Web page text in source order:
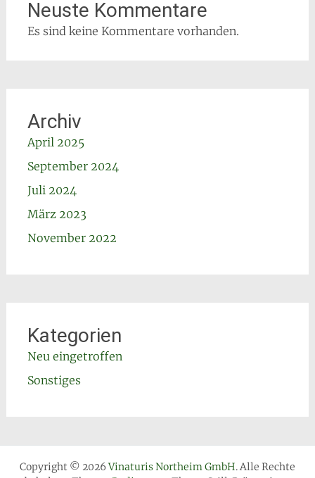
Neuste Kommentare
Es sind keine Kommentare vorhanden.
Archiv
April 2025
September 2024
Juli 2024
März 2023
November 2022
Kategorien
Neu eingetroffen
Sonstiges
Copyright © 2026 Vinaturis Northeim GmbH. Alle Rechte